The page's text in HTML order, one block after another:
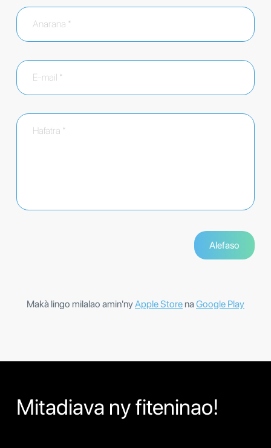
Makà lingo milalao amin'nyApple Store naGoogle Play
Mitadiava ny fiteninao!